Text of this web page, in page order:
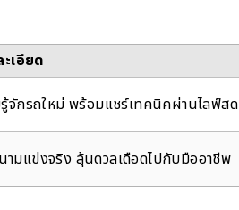
เอียด
จักรถใหม่ พร้อมแชร์เทคนิคผ่านไลฟ์สด
มแข่งจริง ลุ้นดวลเดือดไปกับมืออาชีพ